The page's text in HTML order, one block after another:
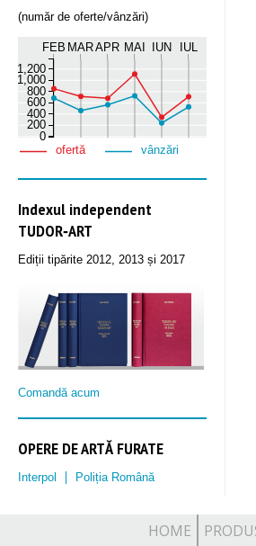
(număr de oferte/vânzări)
FEB MARAPR MAI IUN IUL
0
200
400
600
800
1,000
1,200
ofertă vânzări
Indexul independent
TUDOR‑ART
Ediții tipărite 2012, 2013 și 2017
Comandă acum
OPERE DE ARTĂ FURATE
Interpol Poliția Română
HOME